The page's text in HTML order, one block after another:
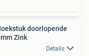
doorlopende
Zink
Details